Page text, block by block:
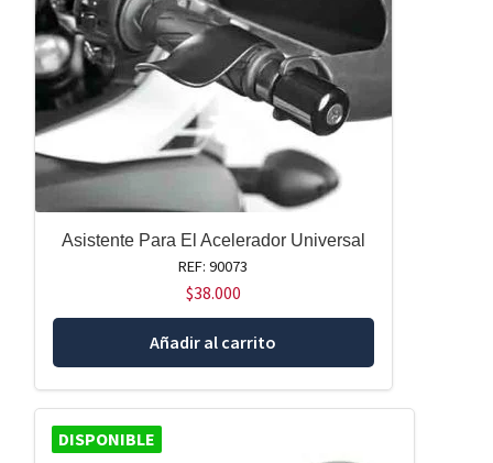
Asistente Para El Acelerador Universal
REF: 90073
$38.000
Añadir al carrito
DISPONIBLE